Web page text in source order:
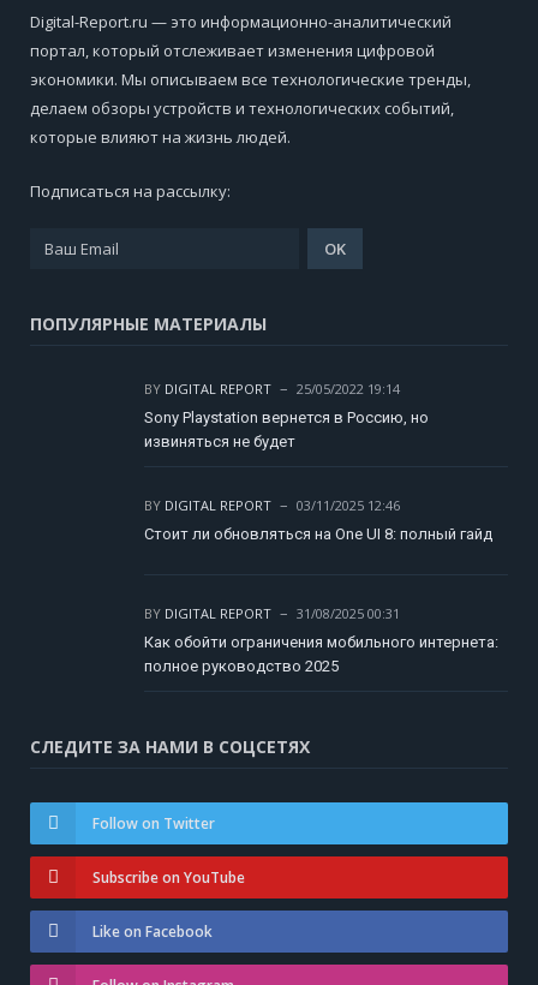
Digital-Report.ru — это информационно-аналитический
портал, который отслеживает изменения цифровой
экономики. Мы описываем все технологические тренды,
делаем обзоры устройств и технологических событий,
которые влияют на жизнь людей.
Подписаться на рассылку:
ПОПУЛЯРНЫЕ МАТЕРИАЛЫ
BY DIGITAL REPORT
25/05/2022 19:14
Sony Playstation вернется в Россию, но
извиняться не будет
BY DIGITAL REPORT
03/11/2025 12:46
Стоит ли обновляться на One UI 8: полный гайд
BY DIGITAL REPORT
31/08/2025 00:31
Как обойти ограничения мобильного интернета:
полное руководство 2025
СЛЕДИТЕ ЗА НАМИ В СОЦСЕТЯХ
Follow on Twitter
Subscribe on YouTube
Like on Facebook